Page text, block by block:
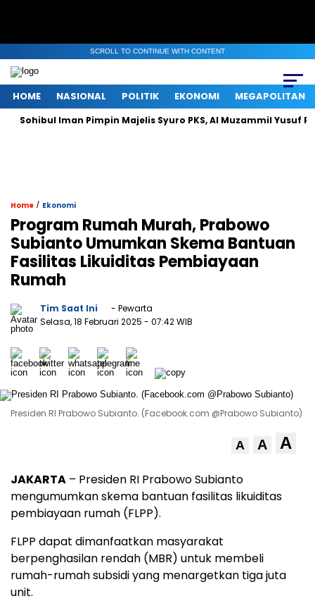
SCROLL TO CONTINUE WITH CONTENT
HOME NASIONAL POLITIK EKONOMI MEGAPOLITAN
Iman Pimpin Majelis Syuro PKS, Al Muzammil Yusuf Resmi
Home / Ekonomi
Program Rumah Murah, Prabowo
Subianto Umumkan Skema Bantuan
Fasilitas Likuiditas Pembiayaan
Rumah
Tim Saat Ini
- Pewarta
Selasa, 18 Februari 2025 - 07:42 WIB
Presiden RI Prabowo Subianto. (Facebook.com @Prabowo Subianto)
A A A
JAKARTA – Presiden RI Prabowo Subianto
mengumumkan skema bantuan fasilitas likuiditas
pembiayaan rumah (FLPP).
FLPP dapat dimanfaatkan masyarakat
berpenghasilan rendah (MBR) untuk membeli
rumah-rumah subsidi yang menargetkan tiga juta
unit.